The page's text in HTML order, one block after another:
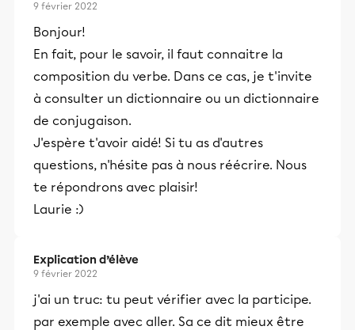
9 février 2022
Bonjour!
En fait, pour le savoir, il faut connaitre la
composition du verbe. Dans ce cas, je t'invite
à consulter un dictionnaire ou un dictionnaire
de conjugaison.
J'espère t'avoir aidé! Si tu as d'autres
questions, n'hésite pas à nous réécrire. Nous
te répondrons avec plaisir!
Laurie :)
Explication d’élève
9 février 2022
j'ai un truc: tu peut vérifier avec la participe.
par exemple avec aller. Sa ce dit mieux être